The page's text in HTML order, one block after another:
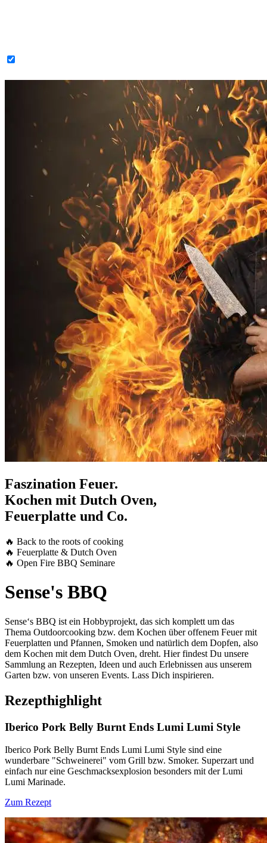
Faszination Feuer.
Kochen mit Dutch Oven,
Feuerplatte und Co.
🔥 Back to the roots of cooking
🔥 Feuerplatte & Dutch Oven
🔥 Open Fire BBQ Seminare
Sense's BBQ
Sense‘s BBQ ist ein Hobbyprojekt, das sich komplett um das
Thema Outdoorcooking bzw. dem Kochen über offenem Feuer mit
Feuerplatten und Pfannen, Smoken und natürlich dem Dopfen, also
dem Kochen mit dem Dutch Oven, dreht. Hier findest Du unsere
Sammlung an Rezepten, Ideen und auch Erlebnissen aus unserem
Garten bzw. von unseren Events. Lass Dich inspirieren.
Rezepthighlight
Iberico Pork Belly Burnt Ends Lumi Lumi Style
Iberico Pork Belly Burnt Ends Lumi Lumi Style sind eine
wunderbare "Schweinerei" vom Grill bzw. Smoker. Superzart und
einfach nur eine Geschmacksexplosion besonders mit der Lumi
Lumi Marinade.
Zum Rezept